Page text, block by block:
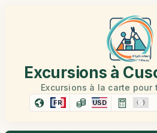
Excursions à
Excursions à la carte pour
FR USD